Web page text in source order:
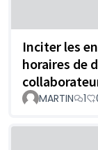
Inciter les
horaires de
MARTIN 1